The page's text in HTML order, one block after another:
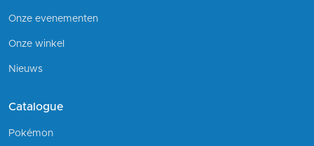
Onze evenementen
Onze winkel
Nieuws
Catalogue
Pokémon